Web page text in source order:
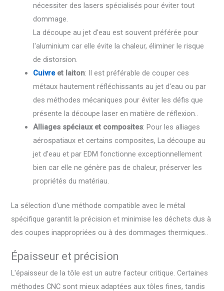
nécessiter des lasers spécialisés pour éviter tout
dommage.
La découpe au jet d'eau est souvent préférée pour
l'aluminium car elle évite la chaleur, éliminer le risque
de distorsion.
Cuivreet laiton: Il est préférable de couper ces
métaux hautement réfléchissants au jet d'eau ou par
des méthodes mécaniques pour éviter les défis que
présente la découpe laser en matière de réflexion..
Alliages spéciaux et composites: Pour les alliages
aérospatiaux et certains composites, La découpe au
jet d'eau et par EDM fonctionne exceptionnellement
bien car elle ne génère pas de chaleur, préserver les
propriétés du matériau.
La sélection d'une méthode compatible avec le métal
spécifique garantit la précision et minimise les déchets dus à
des coupes inappropriées ou à des dommages thermiques..
Épaisseur et précision
L'épaisseur de la tôle est un autre facteur critique. Certaines
méthodes CNC sont mieux adaptées aux tôles fines, tandis